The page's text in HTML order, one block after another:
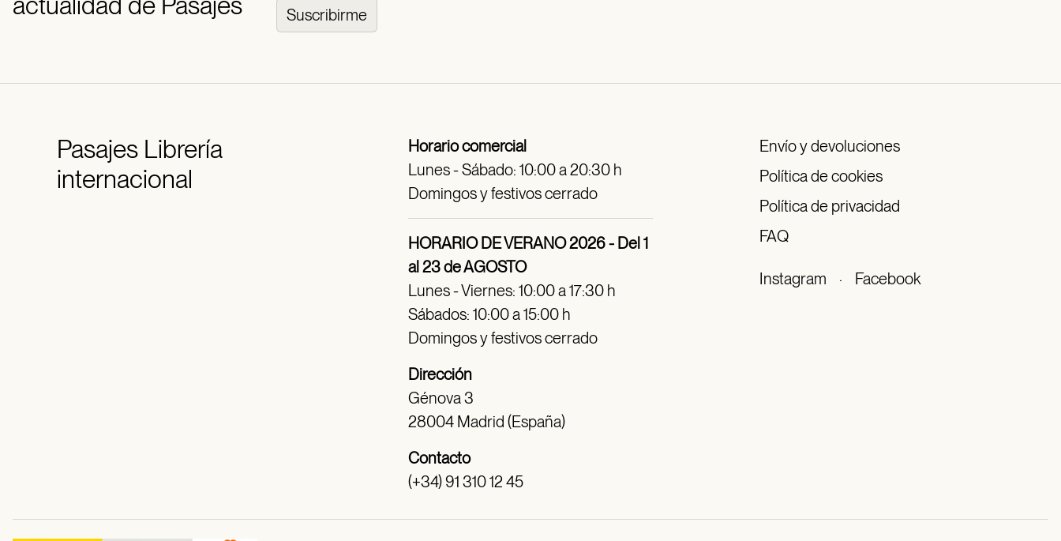
Suscribirme
PasajesLibrería
internacional
Horario comercial
Lunes - Sábado: 10:00 a 20:30 h
Domingos y festivos cerrado
HORARIO DE VERANO 2026 - Del 1
al 23 de AGOSTO
Lunes - Viernes: 10:00 a 17:30 h
Sábados: 10:00 a 15:00 h
Domingos y festivos cerrado
Dirección
Génova 3
28004 Madrid (España)
Contacto
(+34) 91 310 12 45
Envío y devoluciones
Política de cookies
Política de privacidad
FAQ
Instagram · Facebook